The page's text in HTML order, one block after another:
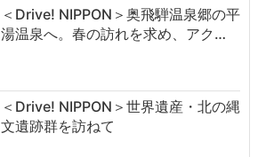
＜Drive! NIPPON＞奥飛騨温泉郷の平
湯温泉へ。春の訪れを求め、アク…
＜Drive! NIPPON＞世界遺産・北の縄
文遺跡群を訪ねて